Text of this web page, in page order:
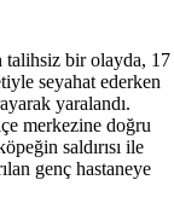
talihsiz bir olayda, 17
seyahat ederken
yaralandı.
merkezine doğru
saldırısı ile
genç hastaneye